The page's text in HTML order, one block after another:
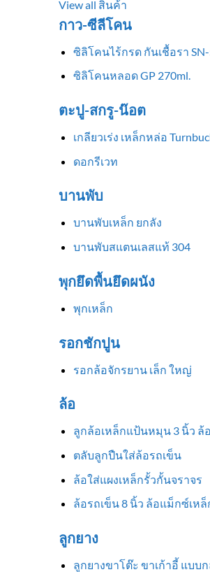
View all สินค้า
กาว-ซีลีโคน
ซิลิโคนไร้กรด กันเชื้อรา
ซิลิโคนหลอด GP 270ml.
ตะปู-สกรู-น๊อต
เกลียวเร่ง เหล็กหล่อ
ดอกรีเวท
บานพับ
บานพับเหล็ก ยกลัง
บานพับสแตนเลสแท้ 304
พุกยึดพื้นยึดผนัง
พุกเหล็ก
รอกชักปูน
รอกล้อจักรยาน เล็ก ใหญ่
ล้อ
ลูกล้อเหล็กแป้นหมุน 3 นิ้ว ล้
ตลับลูกปืนใส่ล้อรถเข็น
ล้อใส่แผงเหล็กรั้วกั้นจราจร
ล้อรถเข็น 8 นิ้ว ล้อแม็กซ์เหล็
ลูกยาง
ลูกยางขาโต๊ะ ขาเก้าอี้ แบบ